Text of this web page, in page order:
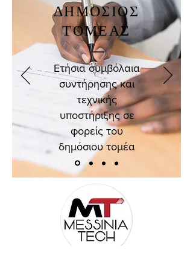
ΔΗΜΟΣΙΟΣ
ΤΟΜΕΑΣ
Ετήσια συμβόλαια
συντήρησης και
τεχνικής
υποστήριξης σε
φορείς του
δημόσιου τομέα